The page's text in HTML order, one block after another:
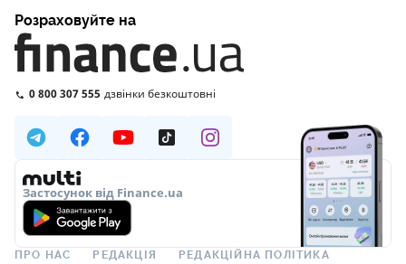
Розраховуйте на
0 800 307 555 дзвінки безкоштовні
Застосунок від Finance.ua
ПРО НАС РЕДАКЦІЯ РЕДАКЦІЙНА ПОЛІТИКА